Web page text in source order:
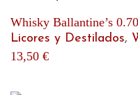
Whisky Ballantine’s 0.70
Licores y Destilados,
13,50 €